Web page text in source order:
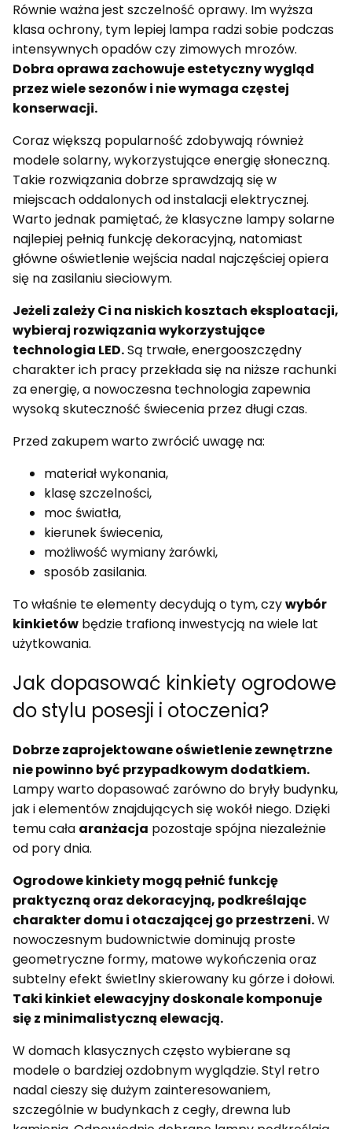
Równie ważna jest szczelność oprawy. Im wyższa
klasa ochrony, tym lepiej lampa radzi sobie podczas
intensywnych opadów czy zimowych mrozów.
Dobra oprawa zachowuje estetyczny wygląd
przez wiele sezonów i nie wymaga częstej
konserwacji.
Coraz większą popularność zdobywają również
modele solarny, wykorzystujące energię słoneczną.
Takie rozwiązania dobrze sprawdzają się w
miejscach oddalonych od instalacji elektrycznej.
Warto jednak pamiętać, że klasyczne lampy solarne
najlepiej pełnią funkcję dekoracyjną, natomiast
główne oświetlenie wejścia nadal najczęściej opiera
się na zasilaniu sieciowym.
Jeżeli zależy Ci na niskich kosztach eksploatacji,
wybieraj rozwiązania wykorzystujące
technologia LED.Są trwałe, energooszczędny
charakter ich pracy przekłada się na niższe rachunki
za energię, a nowoczesna technologia zapewnia
wysoką skuteczność świecenia przez długi czas.
Przed zakupem warto zwrócić uwagę na:
materiał wykonania,
klasę szczelności,
moc światła,
kierunek świecenia,
możliwość wymiany żarówki,
sposób zasilania.
To właśnie te elementy decydują o tym, czywybór
kinkietów będzie trafioną inwestycją na wiele lat
użytkowania.
Jak dopasować kinkiety ogrodowe
do stylu posesji i otoczenia?
Dobrze zaprojektowane oświetlenie zewnętrzne
nie powinno być przypadkowym dodatkiem.
Lampy warto dopasować zarówno do bryły budynku,
jak i elementów znajdujących się wokół niego. Dzięki
temu cała aranżacja pozostaje spójna niezależnie
od pory dnia.
Ogrodowe kinkiety mogą pełnić funkcję
praktyczną oraz dekoracyjną, podkreślając
charakter domu i otaczającej go przestrzeni.W
nowoczesnym budownictwie dominują proste
geometryczne formy, matowe wykończenia oraz
subtelny efekt świetlny skierowany ku górze i dołowi.
Taki kinkiet elewacyjny doskonale komponuje
się z minimalistyczną elewacją.
W domach klasycznych często wybierane są
modele o bardziej ozdobnym wyglądzie. Styl retro
nadal cieszy się dużym zainteresowaniem,
szczególnie w budynkach z cegły, drewna lub